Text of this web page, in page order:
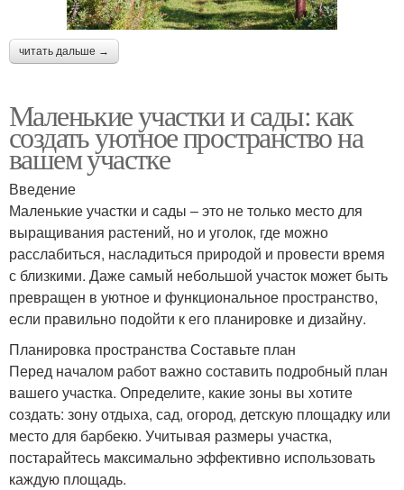
читать дальше →
Маленькие участки и сады: как
создать уютное пространство на
вашем участке
Введение
Маленькие участки и сады – это не только место для
выращивания растений, но и уголок, где можно
расслабиться, насладиться природой и провести время
с близкими. Даже самый небольшой участок может быть
превращен в уютное и функциональное пространство,
если правильно подойти к его планировке и дизайну.
Планировка пространства Составьте план
Перед началом работ важно составить подробный план
вашего участка. Определите, какие зоны вы хотите
создать: зону отдыха, сад, огород, детскую площадку или
место для барбекю. Учитывая размеры участка,
постарайтесь максимально эффективно использовать
каждую площадь.